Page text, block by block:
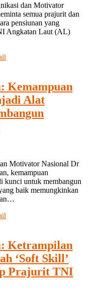
dan Motivator
semua prajurit dan
pensiunan yang
Angkatan Laut (AL)
Kemampuan
Alat
Motivator Nasional Dr
kemampuan
kunci untuk membangun
baik memungkinkan
Ketrampilan
‘Soft Skill’
Prajurit TNI